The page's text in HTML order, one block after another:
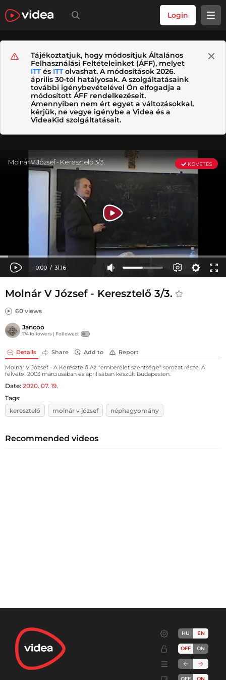
Login
Tájékoztatjuk, hogy módosítjuk Általános
Felhasználási Feltételeinket (ÁFF), melyet
ITTés ITTolvashat. A módosítások 2026.
április 30-tól hatályosak. A szolgáltatásaink
további igénybevételével Ön elfogadja a
módosított ÁFF rendelkezéseit.
Amennyiben nem ért egyet a változásokkal,
kérjük, ne vegye igénybe a Videa és a
VideaKid szolgáltatásait.
Molnár V József - Keresztelő 3/3.
60 views
Jancoo
174 followers | Followed:
Details Share Add to Report
Molnár V József - A Keresztelő Az "emberélet szentsége" sorozat része. A
felvétel 2003 márciusában és áprilisában készült Budapesten.
Date: 2020. 07. 19.
Tags:
keresztelő
molnár v józsef néphagyomány
Recommended videos
HU EN
OFF ON